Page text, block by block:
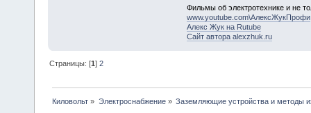
Фильмы об электротехнике и не
www.youtube.com\АлексЖукПрофи
Алекс Жук на Rutube
Сайт автора alexzhuk.ru
Страницы: [1]2
Киловольт » Электроснабжение» Заземляющие устройства и методы